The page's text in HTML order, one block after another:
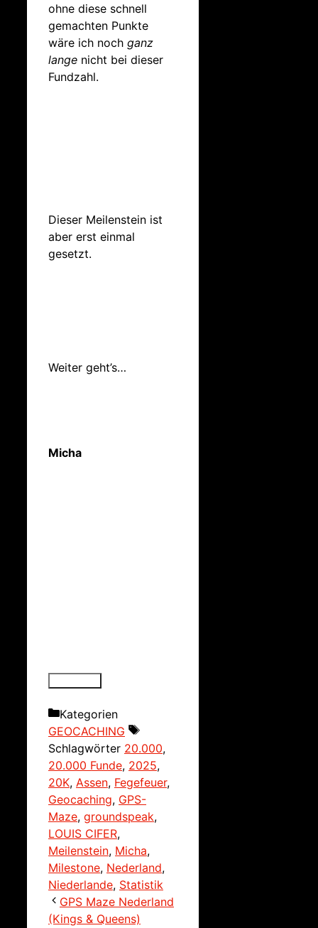
ohne diese schnell
gemachten Punkte
wäre ich noch ganz
lange nicht bei dieser
Fundzahl.
Dieser Meilenstein ist
aber erst einmal
gesetzt.
Weiter geht’s…
Micha
Kategorien
GEOCACHING
Schlagwörter 20.000,
20.000 Funde, 2025,
20K, Assen, Fegefeuer,
Geocaching, GPS-
Maze, groundspeak,
LOUIS CIFER,
Meilenstein, Micha,
Milestone, Nederland,
Niederlande, Statistik
GPS Maze Nederland
(Kings & Queens)